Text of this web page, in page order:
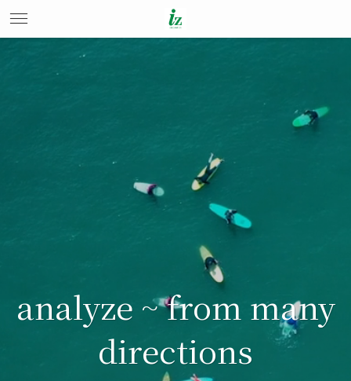
analyze ~ from many
directions